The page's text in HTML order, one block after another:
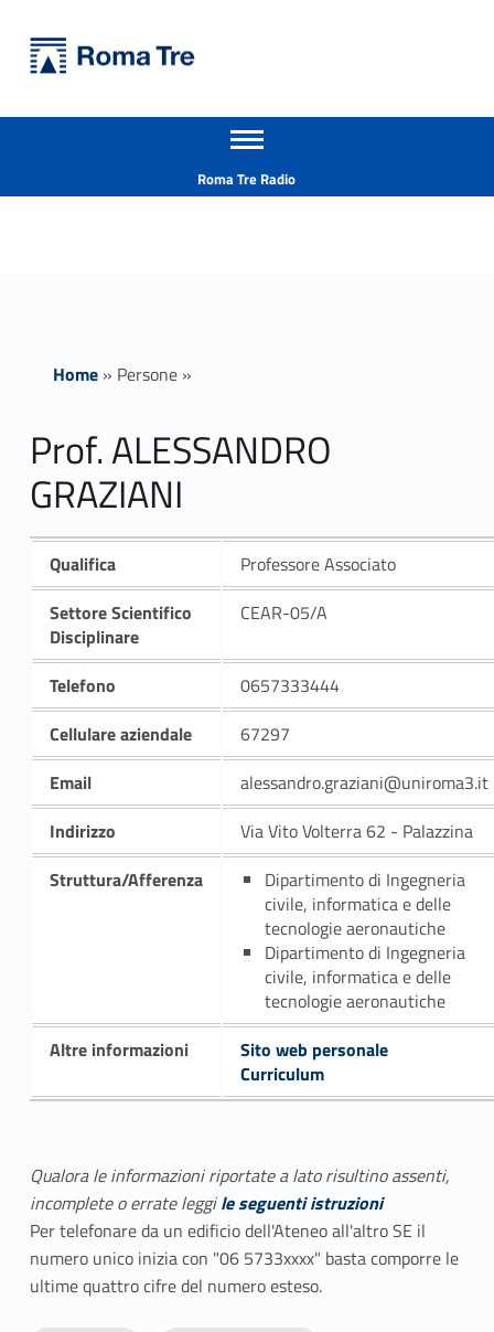
Prof. ALESSANDRO GRAZIANI ricerca - Università Roma Tre
Apri il menu secondario
Roma Tre Radio
Home» Persone»
Prof. ALESSANDRO
GRAZIANI
Qualifica
Professore Associato
Settore Scientifico
Disciplinare
CEAR-05/A
Telefono
0657333444
Cellulare aziendale
67297
Email
alessandro.graziani@uniroma3.it
Indirizzo
Via Vito Volterra 62 - Palazzina
Struttura/Afferenza
Dipartimento di Ingegneria
civile, informatica e delle
tecnologie aeronautiche
Dipartimento di Ingegneria
civile, informatica e delle
tecnologie aeronautiche
Altre informazioni
Sito web personale
Curriculum
Qualora le informazioni riportate a lato risultino assenti,
incomplete o errate leggile seguenti istruzioni
Per telefonare da un edificio dell'Ateneo all'altro SE il
numero unico inizia con "06 5733xxxx" basta comporre le
ultime quattro cifre del numero esteso.